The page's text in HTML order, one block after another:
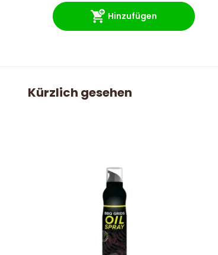
Hinzufügen
Kürzlich gesehen